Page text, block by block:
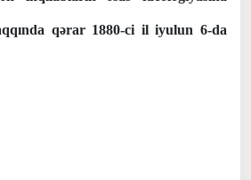
qərar 1880-ci il iyulun 6-da